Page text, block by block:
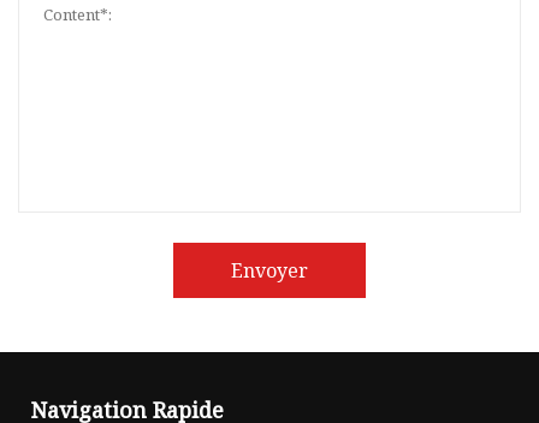
Envoyer
Navigation Rapide